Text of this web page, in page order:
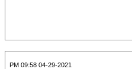
04-29-2021 09:58 PM